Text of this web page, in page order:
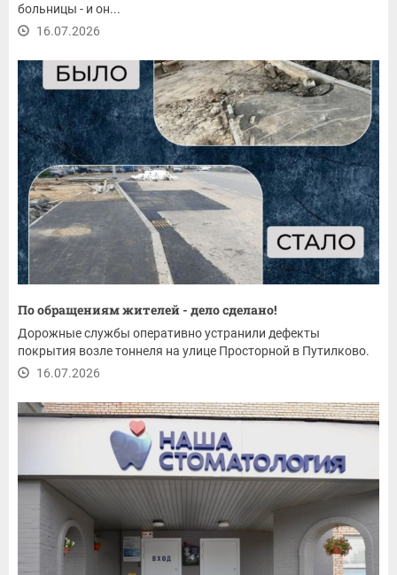
больницы - и он...
16.07.2026
По обращениям жителей - дело сделано!
Дорожные службы оперативно устранили дефекты
покрытия возле тоннеля на улице Просторной в Путилково.
16.07.2026